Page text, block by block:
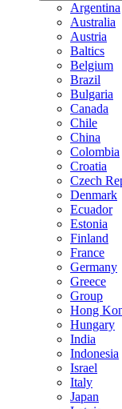
Argentina
Australia
Austria
Baltics
Belgium
Brazil
Bulgaria
Canada
Chile
China
Colombia
Croatia
Czech
Denmark
Ecuador
Estonia
Finland
France
Germany
Greece
Group
Hong
Hungary
India
Indonesia
Israel
Italy
Japan